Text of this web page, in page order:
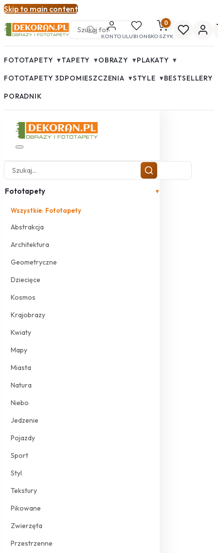
Skip to main content
KONTOULUBIONE
0
KOSZYK
FOTOTAPETY ▾TAPETY ▾OBRAZY ▾PLAKATY ▾
FOTOTAPETY 3DPOMIESZCZENIA ▾STYLE ▾BESTSELLERY
PORADNIK
Fototapety ▾
Wszystkie: Fototapety
Abstrakcja
Architektura
Geometryczne
Dziecięce
Kosmos
Krajobrazy
Kwiaty
Mapy
Miasta
Natura
Niebo
Jedzenie
Pojazdy
Sport
Styl
Tekstury
Pikowane
Zwierzęta
Przestrzenne